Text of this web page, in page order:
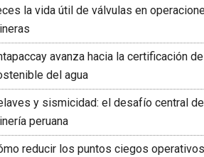
la vida útil de válvulas en
avanza hacia la certificación
del agua
y sismicidad: el desafío central
peruana
reducir los puntos ciegos